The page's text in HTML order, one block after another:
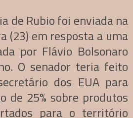
de Rubio foi enviada na
(23) em resposta a uma
por Flávio Bolsonaro
O senador teria feito
dos EUA para
de 25% sobre produtos
para o território